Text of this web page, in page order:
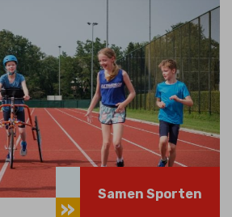
Samen Sporten